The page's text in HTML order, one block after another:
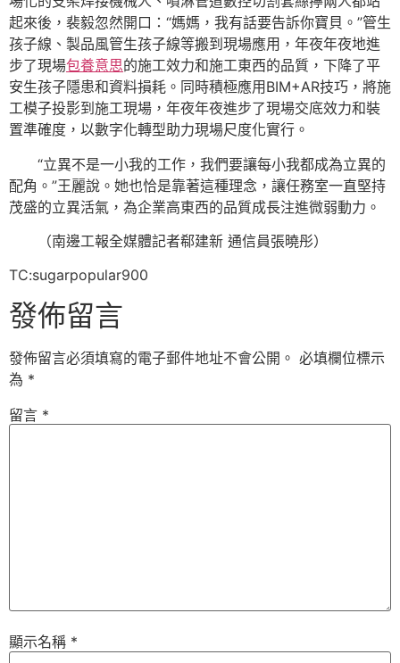
起來後，裴毅忽然開口：“媽媽，我有話要告訴你寶貝。”管生
孩子線、製品風管生孩子線等搬到現場應用，年夜年夜地進
步了現場包養意思的施工效力和施工東西的品質，下降了平
安生孩子隱患和資料損耗。同時積極應用BIM+AR技巧，將施
工模子投影到施工現場，年夜年夜進步了現場交底效力和裝
置準確度，以數字化轉型助力現場尺度化實行。
“立異不是一小我的工作，我們要讓每小我都成為立異的
配角。”王麗說。她也恰是靠著這種理念，讓任務室一直堅持
茂盛的立異活氣，為企業高東西的品質成長注進微弱動力。
（南邊工報全媒體記者郗建新 通信員張曉彤）
TC:sugarpopular900
發佈留言
發佈留言必須填寫的電子郵件地址不會公開。 必填欄位標示
為 *
留言 *
顯示名稱 *